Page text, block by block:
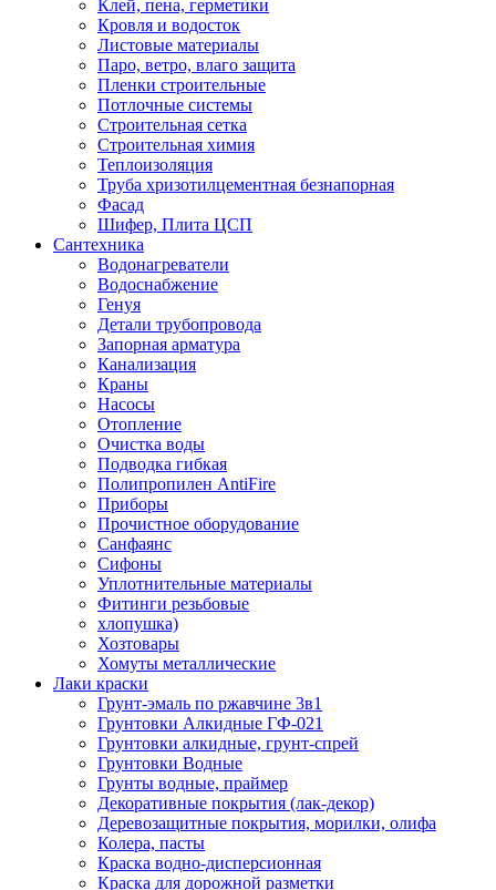
Клей, пена, герметики
Кровля и водосток
Листовые материалы
Паро, ветро, влаго защита
Пленки строительные
Потлочные системы
Строительная сетка
Строительная химия
Теплоизоляция
Труба хризотилцементная безнапорная
Фасад
Шифер, Плита ЦСП
Сантехника
Водонагреватели
Водоснабжение
Генуя
Детали трубопровода
Запорная арматура
Канализация
Краны
Насосы
Отопление
Очистка воды
Подводка гибкая
Полипропилен AntiFire
Приборы
Прочистное оборудование
Санфаянс
Сифоны
Уплотнительные материалы
Фитинги резьбовые
хлопушка)
Хозтовары
Хомуты металлические
Лаки краски
Грунт-эмаль по ржавчине 3в1
Грунтовки Алкидные ГФ-021
Грунтовки алкидные, грунт-спрей
Грунтовки Водные
Грунты водные, праймер
Декоративные покрытия (лак-декор)
Деревозащитные покрытия, морилки, олифа
Колера, пасты
Краска водно-дисперсионная
Краска для дорожной разметки